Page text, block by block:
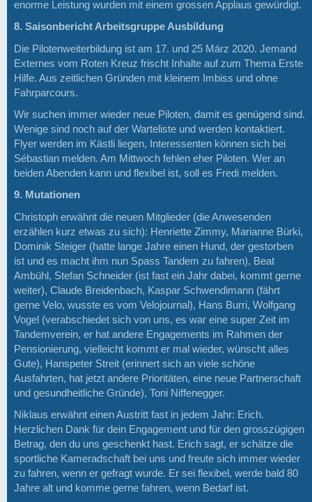
enorme Leistung wurden mit einem grossen Applaus gewürdigt.
8. Saisonbericht Arbeitsgruppe Ausbildung
Die Pilotenweiterbildung ist am 17. und 25 März 2020. Jemand
Externes vom Roten Kreuz frischt Inhalte auf zum Thema Erste
Hilfe. Aus zeitlichen Gründen mit kleinem Imbiss und ohne
Fahrparcours.
Wir suchen immer wieder neue Piloten, damit es genügend sind.
Wenige sind noch auf der Warteliste und werden kontaktiert.
Flyer werden im Kästli liegen, Interessenten können sich bei
Sébastian melden. Am Mittwoch fehlen eher Piloten. Wer an
beiden Abenden kann und flexibel ist, soll es Fredi melden.
9. Mutationen
Christoph erwähnt die neuen Mitglieder (die Anwesenden
erzählen kurz etwas zu sich): Henriette Zimmy, Marianne Bürki,
Dominik Steiger (hatte lange Jahre einen Hund, der gestorben
ist und es macht ihm nun Spass Tandem zu fahren), Beat
Ambühl, Stefan Schneider (ist fast ein Jahr dabei, kommt gerne
weiter), Claude Breidenbach, Kaspar Schwendimann (fährt
gerne Velo, wusste es vom Velojournal), Hans Burri, Wolfgang
Vogel (verabschiedet sich von uns, es war eine super Zeit im
Tandemverein, er hat andere Engagements im Rahmen der
Pensionierung, vielleicht kommt er mal wieder, wünscht alles
Gute), Hanspeter Streit (erinnert sich an viele schöne
Ausfahrten, hat jetzt andere Prioritäten, eine neue Partnerschaft
und gesundheitliche Gründe), Toni Niffenegger.
Niklaus erwähnt einen Austritt fast in jedem Jahr: Erich.
Herzlichen Dank für dein Engagement und für den grosszügigen
Betrag, den du uns geschenkt hast. Erich sagt, er schätze die
sportliche Kameradschaft bei uns und freute sich immer wieder
zu fahren, wenn er gefragt wurde. Er sei flexibel, werde bald 80
Jahre alt und komme gerne fahren, wenn Bedarf ist.